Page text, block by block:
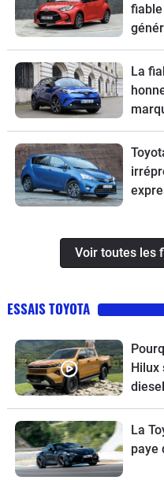
La
Voir toutes les
ESSAIS TOYOTA
Hilux
La
paye